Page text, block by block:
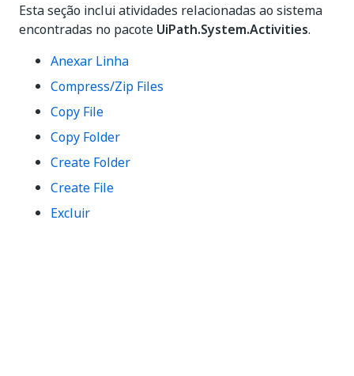
Esta seção inclui atividades relacionadas ao sistema
encontradas no pacote UiPath.System.Activities.
Anexar Linha
Compress/Zip Files
Copy File
Copy Folder
Create Folder
Create File
Excluir